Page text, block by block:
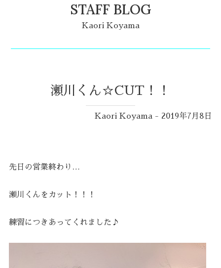
STAFF BLOG
Kaori Koyama
瀬川くん☆CUT！！
Kaori Koyama - 2019年7月8日
先日の営業終わり…
瀬川くんをカット！！！
練習につきあってくれました♪